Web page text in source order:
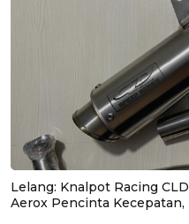
Lelang: Knalpot Racing
Aerox Pencinta